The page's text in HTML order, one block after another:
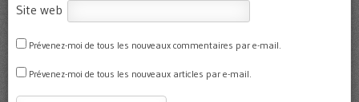
Site web
Prévenez-moi de tous les nouveaux commentaires par e-mail.
Prévenez-moi de tous les nouveaux articles par e-mail.